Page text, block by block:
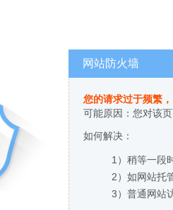
网站防火墙
您的请求过于频繁
可能原因：您对该
如何解决：
1）稍等一段
2）如网站托
3）普通网站